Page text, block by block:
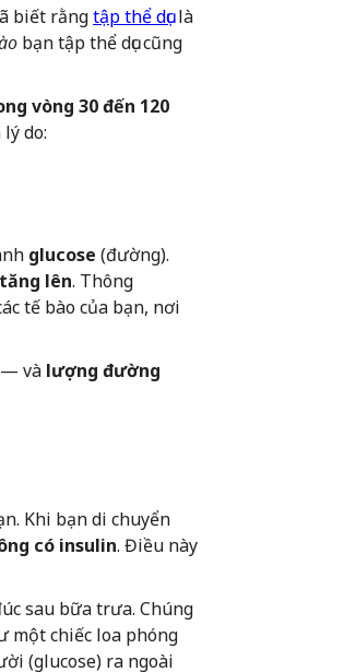
biết rằngtập thể dụclà
bạn tập thể dục cũng
vòng 30 đến 120
do:
glucose (đường).
lên. Thông
tế bào của bạn, nơi
— và lượng đường
Khi bạn di chuyển
có insulin. Điều này
sau bữa trưa. Chúng
một chiếc loa phóng
(glucose) ra ngoài